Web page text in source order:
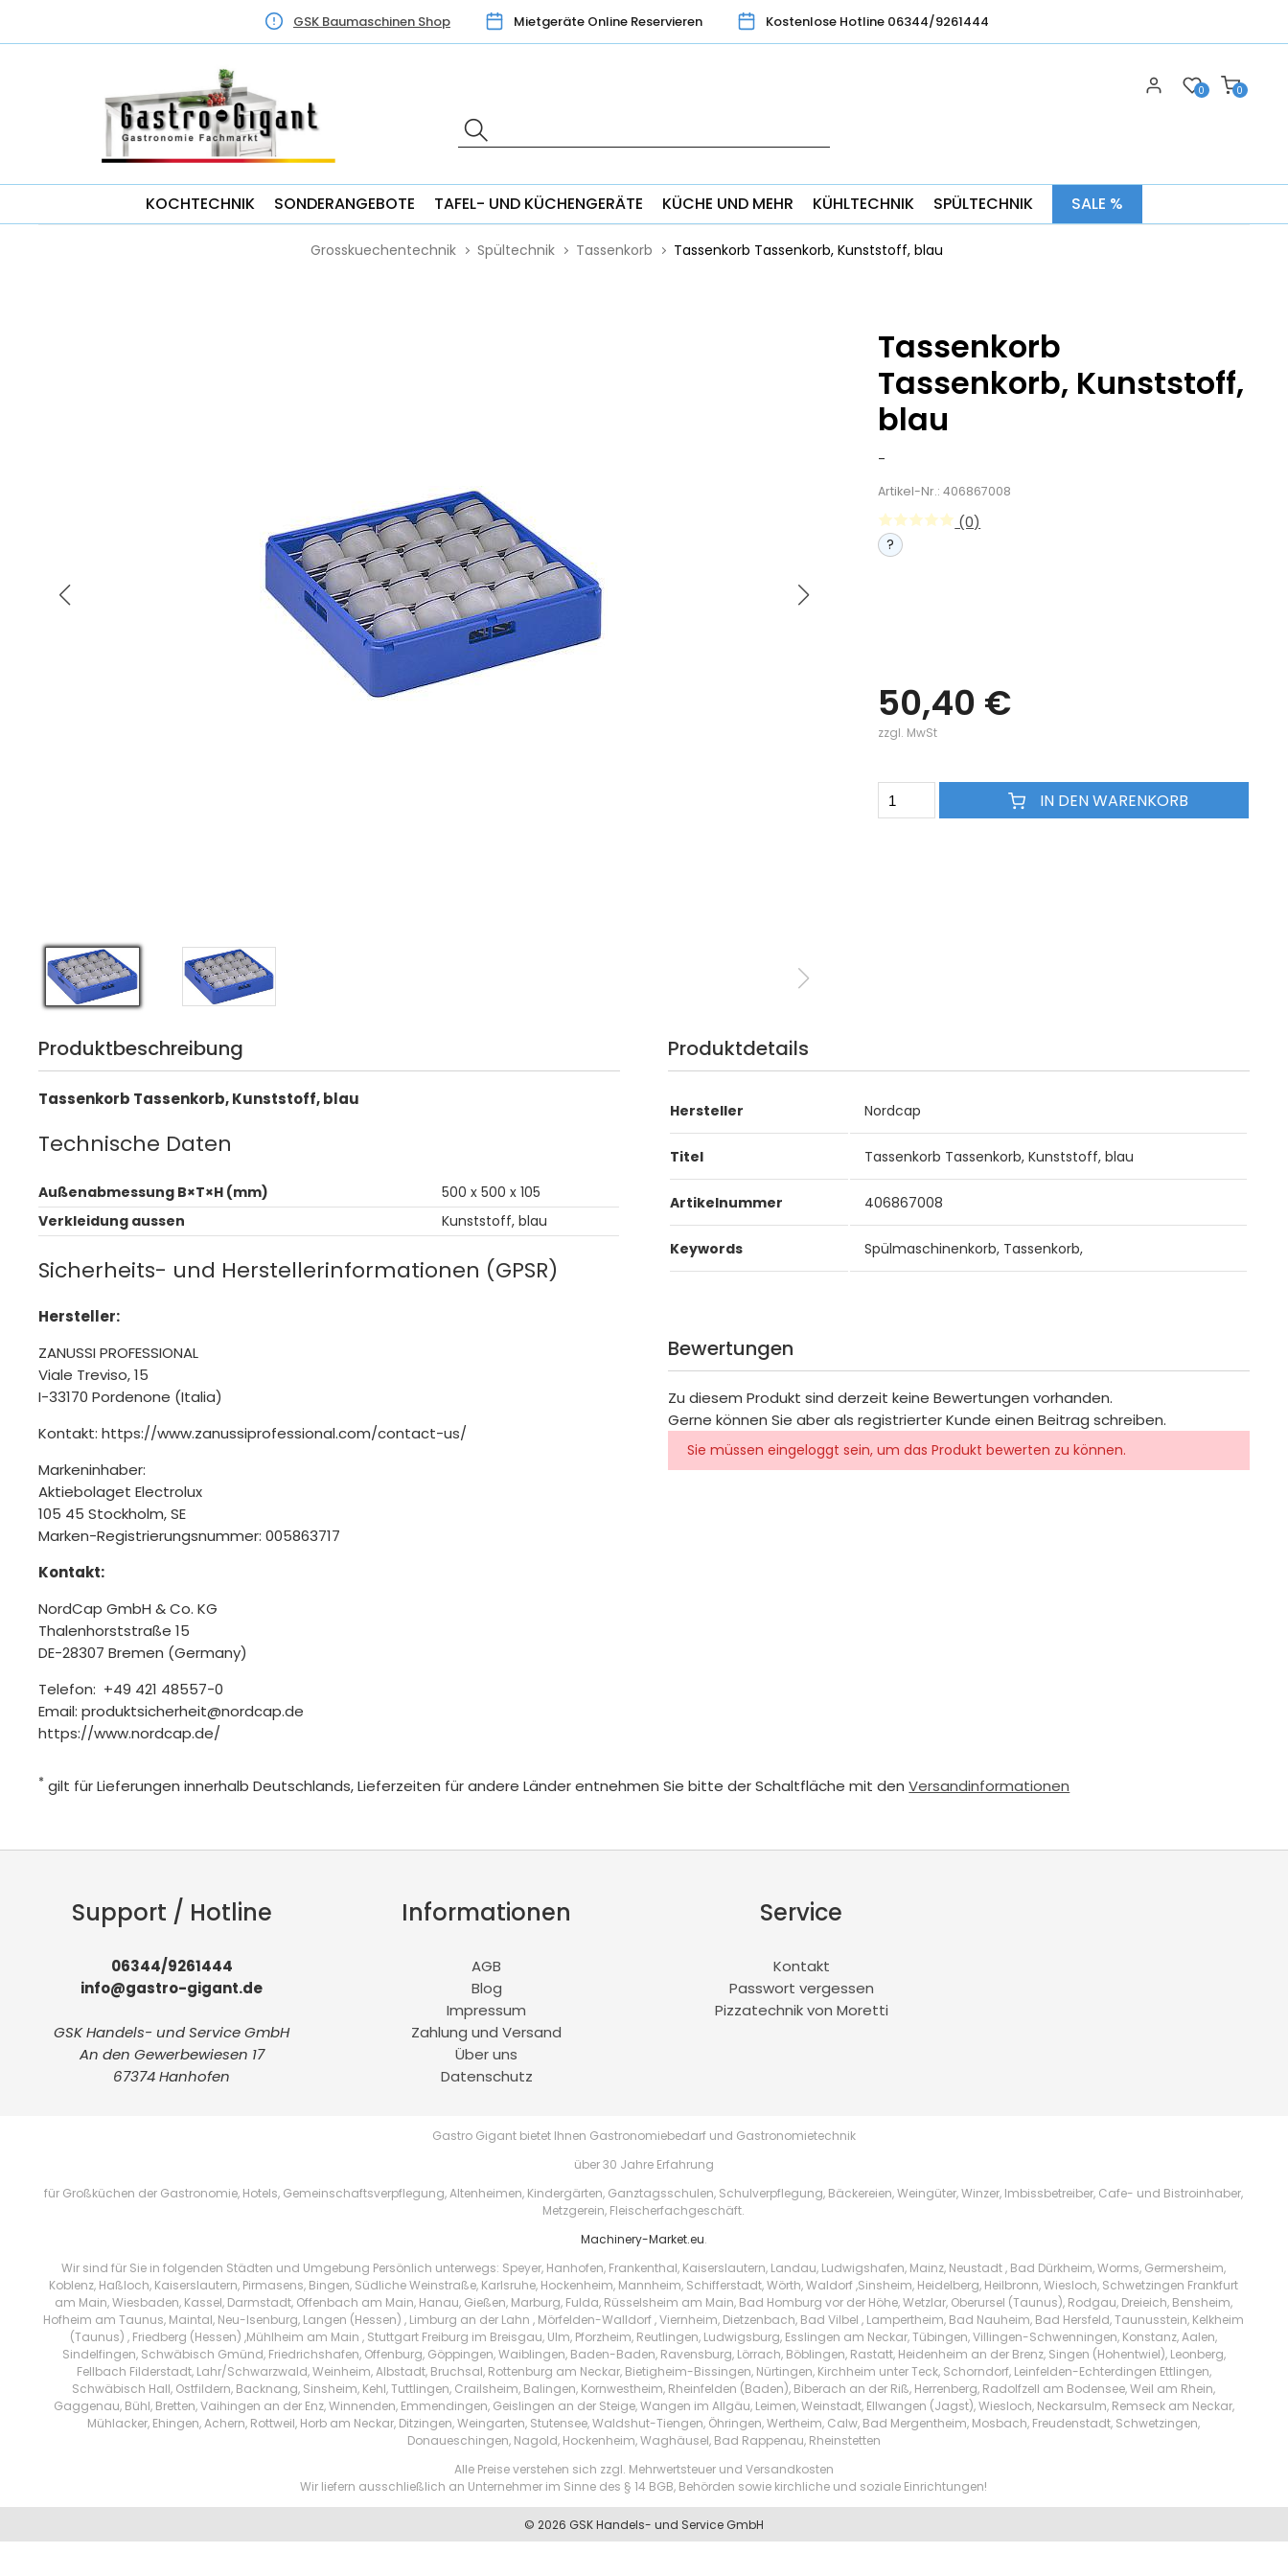
GSK Baumaschinen Shop Mietgeräte Online Reservieren Kostenlose Hotline 06344/9261444
0
0
KOCHTECHNIK SONDERANGEBOTE TAFEL- UND KÜCHENGERÄTE KÜCHE UND MEHR KÜHLTECHNIK SPÜLTECHNIK SALE %
Grosskuechentechnik Spültechnik Tassenkorb Tassenkorb Tassenkorb, Kunststoff, blau
Tassenkorb
Tassenkorb, Kunststoff,
blau
-
Artikel-Nr.: 406867008
(0)
?
50,40 €
zzgl. MwSt
IN DEN WARENKORB
Produktbeschreibung
Tassenkorb Tassenkorb, Kunststoff, blau
Technische Daten
Außenabmessung B×T×H (mm)
500 x 500 x 105
Verkleidung aussen
Kunststoff, blau
Sicherheits- und Herstellerinformationen (GPSR)
Hersteller:
ZANUSSI PROFESSIONAL
Viale Treviso, 15
I-33170 Pordenone (Italia)
Kontakt: https://www.zanussiprofessional.com/contact-us/
Markeninhaber:
Aktiebolaget Electrolux
105 45 Stockholm, SE
Marken-Registrierungsnummer: 005863717
Kontakt:
NordCap GmbH & Co. KG
Thalenhorststraße 15
DE-28307 Bremen (Germany)
Telefon: +49 421 48557-0
Email: produktsicherheit@nordcap.de
https://www.nordcap.de/
Produktdetails
Hersteller Nordcap
Titel Tassenkorb Tassenkorb, Kunststoff, blau
Artikelnummer 406867008
Keywords Spülmaschinenkorb, Tassenkorb,
Bewertungen
Zu diesem Produkt sind derzeit keine Bewertungen vorhanden.
Gerne können Sie aber als registrierter Kunde einen Beitrag schreiben.
Sie müssen eingeloggt sein, um das Produkt bewerten zu können.
* gilt für Lieferungen innerhalb Deutschlands, Lieferzeiten für andere Länder entnehmen Sie bitte der Schaltfläche mit denVersandinformationen
Support / Hotline
06344/9261444
info@gastro-gigant.de
GSK Handels- und Service GmbH
An den Gewerbewiesen 17
67374 Hanhofen
Informationen
AGB
Blog
Impressum
Zahlung und Versand
Über uns
Datenschutz
Service
Kontakt
Passwort vergessen
Pizzatechnik von Moretti
Gastro Gigant bietet Ihnen Gastronomiebedarf und Gastronomietechnik
über 30 Jahre Erfahrung
für Großküchen der Gastronomie, Hotels, Gemeinschaftsverpflegung, Altenheimen, Kindergärten, Ganztagsschulen, Schulverpflegung, Bäckereien, Weingüter, Winzer, Imbissbetreiber, Cafe- und Bistroinhaber,
Metzgerein, Fleischerfachgeschäft.
Machinery-Market.eu.
Wir sind für Sie in folgenden Städten und Umgebung Persönlich unterwegs: Speyer, Hanhofen, Frankenthal, Kaiserslautern, Landau, Ludwigshafen, Mainz, Neustadt , Bad Dürkheim, Worms, Germersheim,
Koblenz, Haßloch, Kaiserslautern, Pirmasens, Bingen, Südliche Weinstraße, Karlsruhe, Hockenheim, Mannheim, Schifferstadt, Wörth, Waldorf ,Sinsheim, Heidelberg, Heilbronn, Wiesloch, Schwetzingen Frankfurt
am Main, Wiesbaden, Kassel, Darmstadt, Offenbach am Main, Hanau, Gießen, Marburg, Fulda, Rüsselsheim am Main, Bad Homburg vor der Höhe, Wetzlar, Oberursel (Taunus), Rodgau, Dreieich, Bensheim,
Hofheim am Taunus, Maintal, Neu-Isenburg, Langen (Hessen) , Limburg an der Lahn , Mörfelden-Walldorf , Viernheim, Dietzenbach, Bad Vilbel , Lampertheim, Bad Nauheim, Bad Hersfeld, Taunusstein, Kelkheim
(Taunus) , Friedberg (Hessen) ,Mühlheim am Main , Stuttgart Freiburg im Breisgau, Ulm, Pforzheim, Reutlingen, Ludwigsburg, Esslingen am Neckar, Tübingen, Villingen-Schwenningen, Konstanz, Aalen,
Sindelfingen, Schwäbisch Gmünd, Friedrichshafen, Offenburg, Göppingen, Waiblingen, Baden-Baden, Ravensburg, Lörrach, Böblingen, Rastatt, Heidenheim an der Brenz, Singen (Hohentwiel), Leonberg,
Fellbach Filderstadt, Lahr/Schwarzwald, Weinheim, Albstadt, Bruchsal, Rottenburg am Neckar, Bietigheim-Bissingen, Nürtingen, Kirchheim unter Teck, Schorndorf, Leinfelden-Echterdingen Ettlingen,
Schwäbisch Hall, Ostfildern, Backnang, Sinsheim, Kehl, Tuttlingen, Crailsheim, Balingen, Kornwestheim, Rheinfelden (Baden), Biberach an der Riß, Herrenberg, Radolfzell am Bodensee, Weil am Rhein,
Gaggenau, Bühl, Bretten, Vaihingen an der Enz, Winnenden, Emmendingen, Geislingen an der Steige, Wangen im Allgäu, Leimen, Weinstadt, Ellwangen (Jagst), Wiesloch, Neckarsulm, Remseck am Neckar,
Mühlacker, Ehingen, Achern, Rottweil, Horb am Neckar, Ditzingen, Weingarten, Stutensee, Waldshut-Tiengen, Öhringen, Wertheim, Calw, Bad Mergentheim, Mosbach, Freudenstadt, Schwetzingen,
Donaueschingen, Nagold, Hockenheim, Waghäusel, Bad Rappenau, Rheinstetten
Alle Preise verstehen sich zzgl. Mehrwertsteuer und Versandkosten
Wir liefern ausschließlich an Unternehmer im Sinne des § 14 BGB, Behörden sowie kirchliche und soziale Einrichtungen!
© 2026 GSK Handels- und Service GmbH